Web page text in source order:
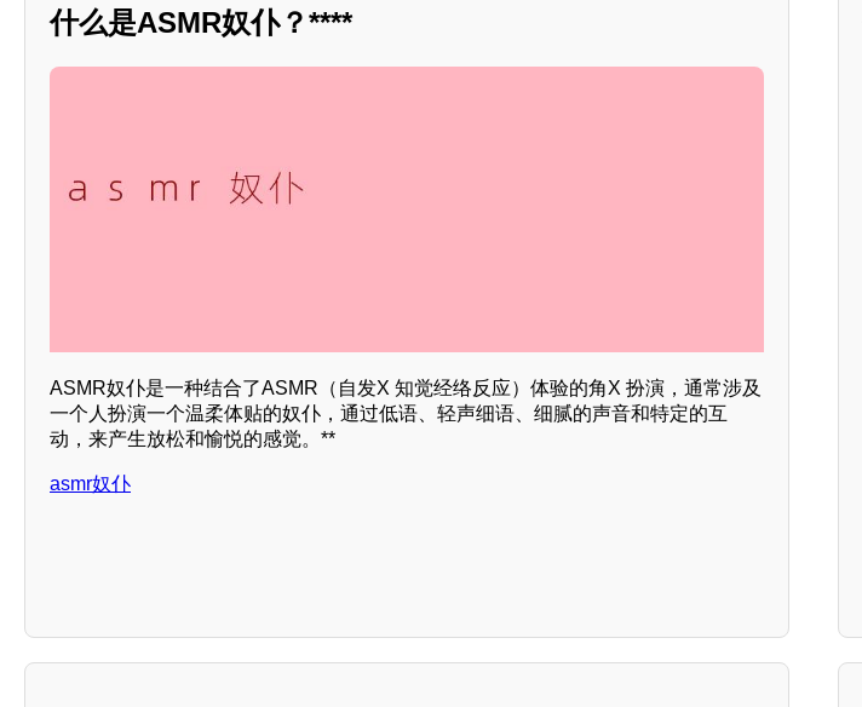
什么是ASMR奴仆？****
ASMR奴仆是一种结合了ASMR（自发X 知觉经络反应）体验的角X 扮演，通常涉及
一个人扮演一个温柔体贴的奴仆，通过低语、轻声细语、细腻的声音和特定的互
动，来产生放松和愉悦的感觉。**
asmr奴仆